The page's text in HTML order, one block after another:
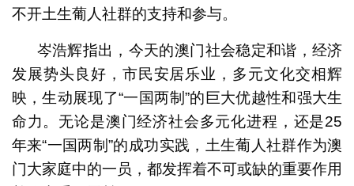
不开土生葡人社群的支持和参与。
岑浩辉指出，今天的澳门社会稳定和谐，经济
发展势头良好，市民安居乐业，多元文化交相辉
映，生动展现了“一国两制”的巨大优越性和强大生
命力。无论是澳门经济社会多元化进程，还是25
年来“一国两制”的成功实践，土生葡人社群作为澳
门大家庭中的一员，都发挥着不可或缺的重要作用